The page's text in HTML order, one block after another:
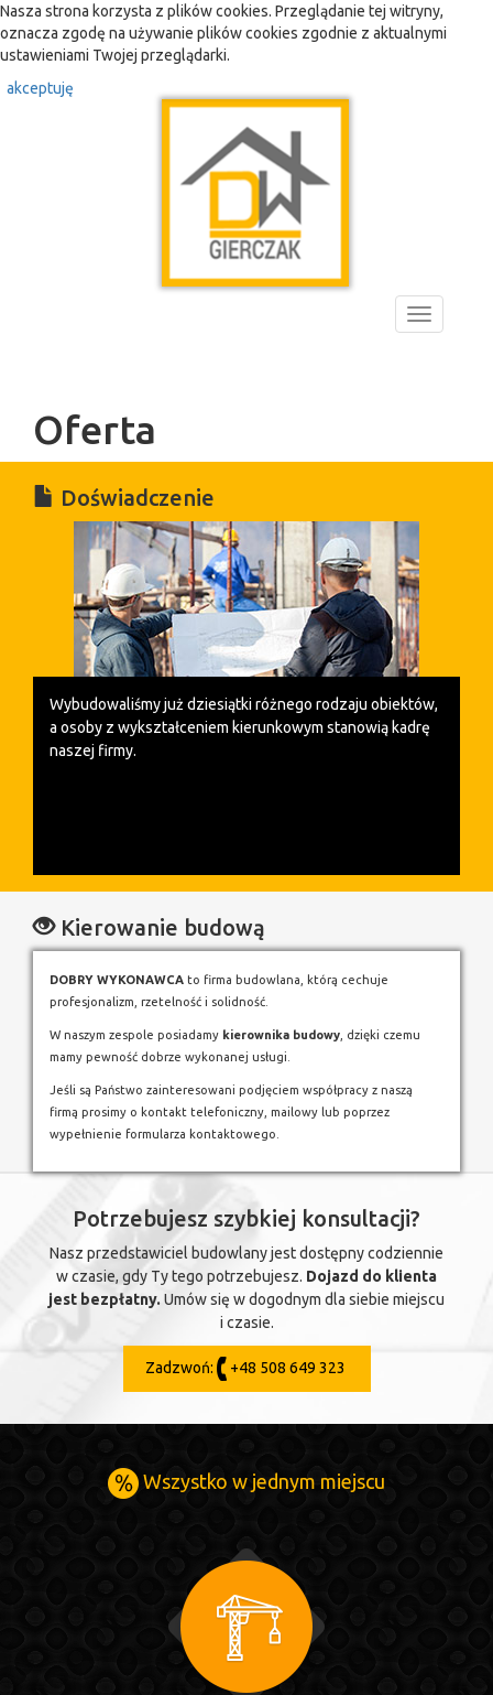
Nasza strona korzysta z plików cookies. Przeglądanie tej witryny,
oznacza zgodę na używanie plików cookies zgodnie z aktualnymi
ustawieniami Twojej przeglądarki.
akceptuję
Toggle
navigation
Oferta
Doświadczenie
Wybudowaliśmy już dziesiątki różnego rodzaju obiektów,
a osoby z wykształceniem kierunkowym stanowią kadrę
naszej firmy.
Kierowanie budową
DOBRY WYKONAWCA to firma budowlana, którą cechuje
profesjonalizm, rzetelność i solidność.
W naszym zespole posiadamy kierownika budowy , dzięki czemu
mamy pewność dobrze wykonanej usługi.
Jeśli są Państwo zainteresowani podjęciem współpracy z naszą
firmą prosimy o kontakt telefoniczny, mailowy lub poprzez
wypełnienie formularza kontaktowego.
Potrzebujesz szybkiej konsultacji?
Nasz przedstawiciel budowlany jest dostępny codziennie
w czasie, gdy Ty tego potrzebujesz. Dojazd do klienta
jest bezpłatny.Umów się w dogodnym dla siebie miejscu
i czasie.
Zadzwoń: +48 508 649 323
Wszystko w jednym miejscu